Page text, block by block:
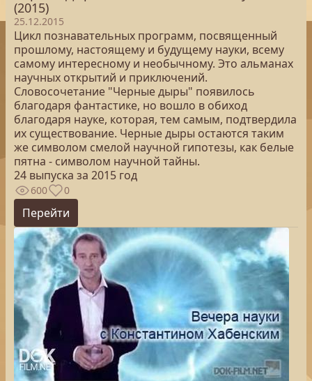
(2015)
25.12.2015
Цикл познавательных программ, посвященный
прошлому, настоящему и будущему науки, всему
самому интересному и необычному. Это альманах
научных открытий и приключений.
Словосочетание "Черные дыры" появилось
благодаря фантастике, но вошло в обиход
благодаря науке, которая, тем самым, подтвердила
их существование. Черные дыры остаются таким
же символом смелой научной гипотезы, как белые
пятна - символом научной тайны.
24 выпуска за 2015 год
600 0
Перейти